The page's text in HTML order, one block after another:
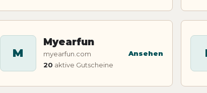
M
Myearfun
myearfun.com
20 aktive Gutscheine
Ansehen